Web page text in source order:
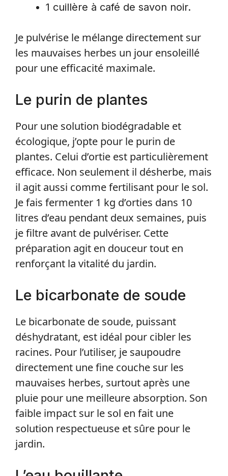
1 cuillère à café de savon noir.
Je pulvérise le mélange directement sur
les mauvaises herbes un jour ensoleillé
pour une efficacité maximale.
Le purin de plantes
Pour une solution biodégradable et
écologique, j’opte pour le purin de
plantes. Celui d’ortie est particulièrement
efficace. Non seulement il désherbe, mais
il agit aussi comme fertilisant pour le sol.
Je fais fermenter 1 kg d’orties dans 10
litres d’eau pendant deux semaines, puis
je filtre avant de pulvériser. Cette
préparation agit en douceur tout en
renforçant la vitalité du jardin.
Le bicarbonate de soude
Le bicarbonate de soude, puissant
déshydratant, est idéal pour cibler les
racines. Pour l’utiliser, je saupoudre
directement une fine couche sur les
mauvaises herbes, surtout après une
pluie pour une meilleure absorption. Son
faible impact sur le sol en fait une
solution respectueuse et sûre pour le
jardin.